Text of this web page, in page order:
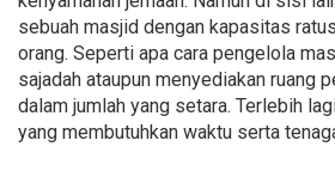
sebuah masjid dengan kapasitas
orang. Seperti apa cara pengelola
sajadah ataupun menyediakan ruang
dalam jumlah yang setara. Terlebih
yang membutuhkan waktu serta